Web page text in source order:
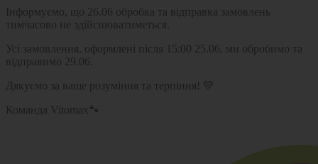
Інформуємо, що 26.06 обробка та відправка замовлень
тимчасово не здійснюватиметься.
Усі замовлення, оформлені після 15:00 25.06, ми обробимо та
відправимо 29.06.
Дякуємо за ваше розуміння та терпіння! 💚
Команда Vitomax🐾